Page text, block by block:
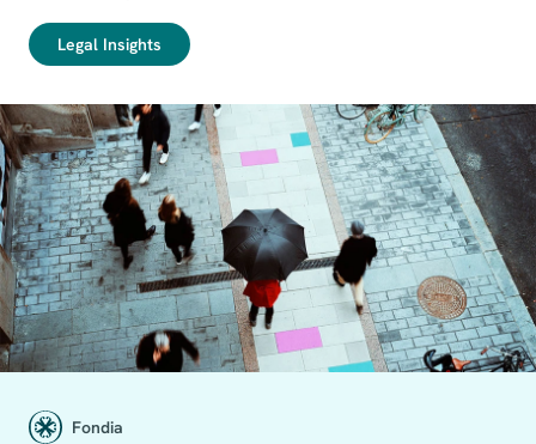
Legal Insights
Fondia